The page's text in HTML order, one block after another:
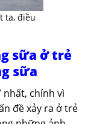
ta, điều
sữa ở trẻ
sữa
nhất, chính vì
đề xảy ra ở trẻ